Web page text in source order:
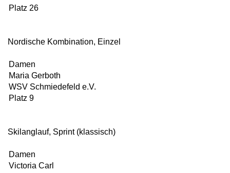
Platz 26
Nordische Kombination, Einzel
Damen
Maria Gerboth
WSV Schmiedefeld e.V.
Platz 9
Skilanglauf, Sprint (klassisch)
Damen
Victoria Carl